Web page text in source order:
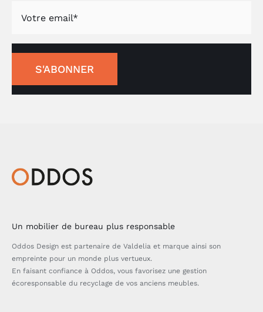
S'ABONNER
Un mobilier de bureau plus responsable
Oddos Design est partenaire de Valdelia et marque ainsi son
empreinte pour un monde plus vertueux.
En faisant confiance à Oddos, vous favorisez une gestion
écoresponsable du recyclage de vos anciens meubles.